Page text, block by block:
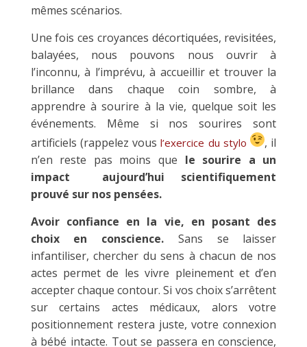
mêmes scénarios.
Une fois ces croyances décortiquées, revisitées,
balayées, nous pouvons nous ouvrir à
l’inconnu, à l’imprévu, à accueillir et trouver la
brillance dans chaque coin sombre, à
apprendre à sourire à la vie, quelque soit les
événements. Même si nos sourires sont
artificiels (rappelez vousl’exercice du stylo
, il
n’en reste pas moins que le sourire a un
impact aujourd’hui scientifiquement
prouvé sur nos pensées.
Avoir confiance en la vie, en posant des
choix en conscience. Sans se laisser
infantiliser, chercher du sens à chacun de nos
actes permet de les vivre pleinement et d’en
accepter chaque contour. Si vos choix s’arrêtent
sur certains actes médicaux, alors votre
positionnement restera juste, votre connexion
à bébé intacte. Tout se passera en conscience,